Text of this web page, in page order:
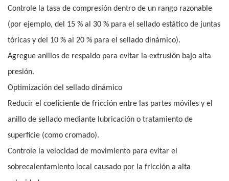
Controle la tasa de compresión dentro de un rango razonable
(por ejemplo, del 15 % al 30 % para el sellado estático de juntas
tóricas y del 10 % al 20 % para el sellado dinámico).
Agregue anillos de respaldo para evitar la extrusión bajo alta
presión.
Optimización del sellado dinámico
Reducir el coeficiente de fricción entre las partes móviles y el
anillo de sellado mediante lubricación o tratamiento de
superficie (como cromado).
Controle la velocidad de movimiento para evitar el
sobrecalentamiento local causado por la fricción a alta